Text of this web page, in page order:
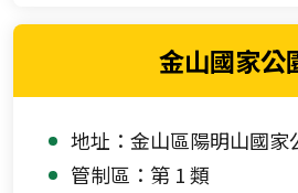
金山國家公
地址：金山區陽明山國家
管制區：第 1 類